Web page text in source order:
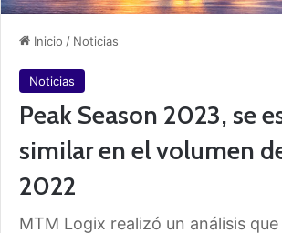
Inicio / Noticias
Noticias
Peak Season 2023, se
similar en el volumen
2022
MTM Logix realizó un análisis